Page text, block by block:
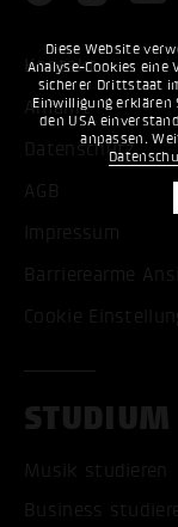
Diese Website
Analyse-Cookies eine
sicherer Drittstaat
Einwilligung erklären
den USA
anpassen.
Kontakt
Anfahrt
Datenschutz
AGB
Impressum
Barrierearme
Cookie
STUDIUM
Musik studieren
Business